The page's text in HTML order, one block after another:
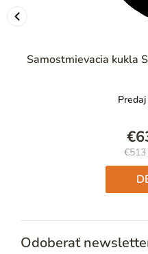
Samostmievacia kukla
€513
Odoberať